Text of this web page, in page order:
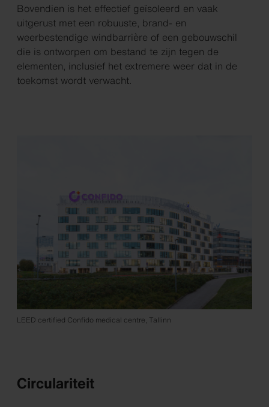
Bovendien is het effectief geïsoleerd en vaak
uitgerust met een robuuste, brand- en
weerbestendige windbarrière of een gebouwschil
die is ontworpen om bestand te zijn tegen de
elementen, inclusief het extremere weer dat in de
toekomst wordt verwacht.
LEED certified Confido medical centre, Tallinn
Circulariteit